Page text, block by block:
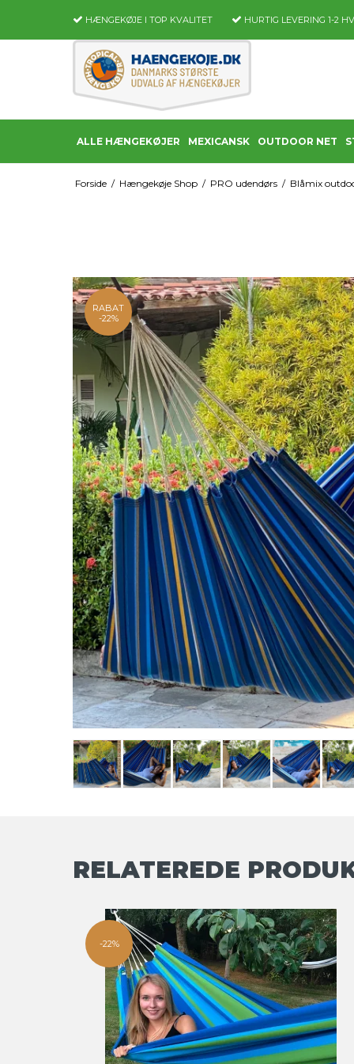
HÆNGEKØJE I TOP KVALITET HURTIG LEVERING 1-2
ALLE HÆNGEKØJER MEXICANSK OUTDOOR NET
Forside / Hængekøje Shop / PRO udendørs / Blåmix
RABAT
-22%
RELATEREDE
-22%